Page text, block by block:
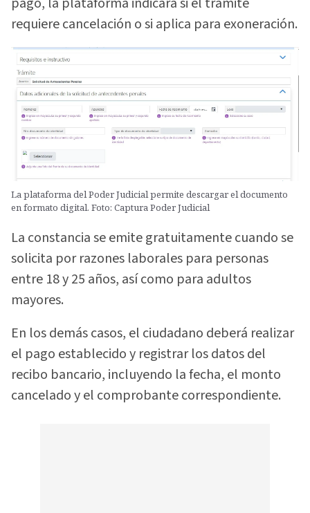
requiere cancelación o si aplica para exoneración.
La plataforma del Poder Judicial permite descargar el documento
en formato digital. Foto: Captura Poder Judicial
La constancia se emite gratuitamente cuando se
solicita por razones laborales para personas
entre 18 y 25 años, así como para adultos
mayores.
En los demás casos, el ciudadano deberá realizar
el pago establecido y registrar los datos del
recibo bancario, incluyendo la fecha, el monto
cancelado y el comprobante correspondiente.